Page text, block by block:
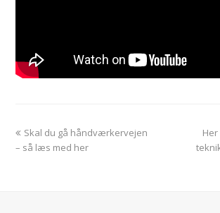
previous
post:
Skal du gå håndværkervejen
– så læs med her